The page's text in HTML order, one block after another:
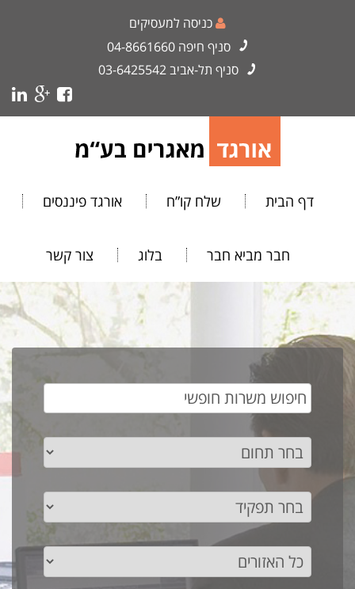
כניסה למעסיקים
סניף חיפה 04-8661660
סניף תל-אביב03-6425542
דף הבית שלח קו”ח אורגד פיננסים
חבר מביא חבר בלוג צור קשר